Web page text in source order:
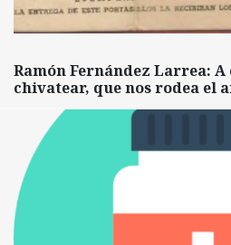
Ramón Fernández Larrea:
chivatear, que nos rodea el